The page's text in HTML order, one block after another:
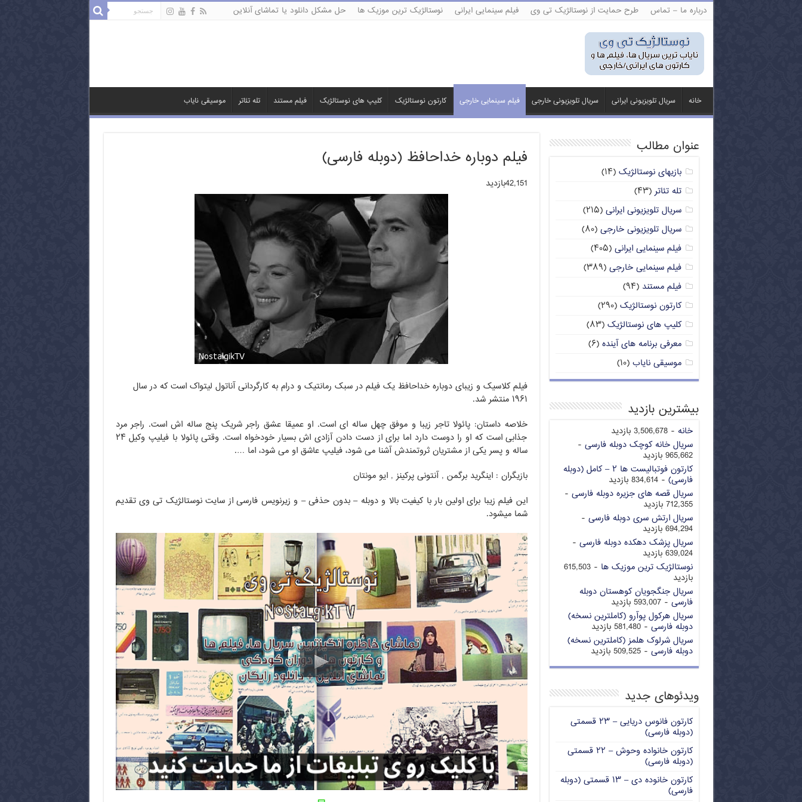
درباره ما – تماس طرح حمایت از نوستالژیک تی وی فیلم سینمایی ایرانی نوستالژیک ترین موزیک ها حل مشکل دانلود یا تماشای آنلاین
خانه سریال تلویزیونی ایرانی سریال تلویزیونی خارجی فیلم سینمایی خارجی کارتون نوستالژیک کلیپ های نوستالژیک فیلم مستند تله تئاتر موسیقی نایاب
فیلم دوباره خداحافظ (دوبله فارسی)
42,151بازدید
فیلم کلاسیک و زیبای دوباره خداحافظ یک فیلم در سبک رمانتیک و درام به کارگردانی آناتول لیتواک است که در سال
۱۹۶۱ منتشر شد.
خلاصه داستان: پائولا تاجر زیبا و موفق چهل ساله ای است. او عمیقا عشق راجر شریک پنج ساله اش است. راجر مرد
جذابی است که او را دوست دارد اما برای از دست دادن آزادی اش بسیار خودخواه است. وقتی پائولا با فیلیپ وکیل ۲۴
ساله و پسر یکی از مشتریان ثروتمندش آشنا می شود، فیلیپ عاشق او می شود، اما ….
بازیگران : اینگرید برگمن , آنتونی پرکینز , ایو مونتان
این فیلم زیبا برای اولین بار با کیفیت بالا و دوبله – بدون حذفی – و زیرنویس فارسی از سایت نوستالژیک تی وی تقدیم
شما میشود.
عنوان مطالب
بازیهای نوستالژیک (۱۴)
تله تئاتر(۴۳)
سریال تلویزیونی ایرانی (۲۱۵)
سریال تلویزیونی خارجی (۸۰)
فیلم سینمایی ایرانی (۴۰۵)
فیلم سینمایی خارجی (۳۸۹)
فیلم مستند (۹۴)
کارتون نوستالژیک (۲۹۰)
کلیپ های نوستالژیک (۸۳)
معرفی برنامه های آینده (۶)
موسیقی نایاب (۱۰)
بیشترین بازدید
خانه - 3,506,678 بازدید
سریال خانه کوچک دوبله فارسی -
965,662 بازدید
کارتون فوتبالیست ها ۲ – کامل (دوبله
فارسی) - 834,614 بازدید
سریال قصه های جزیره دوبله فارسی -
712,355 بازدید
سریال ارتش سری دوبله فارسی -
694,294 بازدید
سریال پزشک دهکده دوبله فارسی -
639,024 بازدید
نوستالژیک ترین موزیک ها
- 615,503
بازدید
سریال جنگجویان کوهستان دوبله
فارسی - 593,007 بازدید
سریال هرکول پوآرو (کاملترین نسخه)
دوبله فارسی - 581,480 بازدید
سریال شرلوک هلمز (کاملترین نسخه)
دوبله فارسی - 509,525 بازدید
ویدئوهای جدید
کارتون فانوس دریایی – ۲۳ قسمتی
(دوبله فارسی)
کارتون خانواده وحوش – ۲۲ قسمتی
(دوبله فارسی)
کارتون خانوده دی – ۱۳ قسمتی (دوبله
فارسی)